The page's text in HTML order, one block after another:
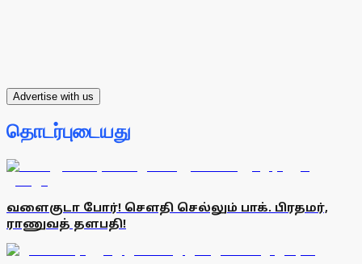
Advertise with us
தொடர்புடையது
வளைகுடா போர்! சௌதி செல்லும் பாக். பிரதமர்,
ராணுவத் தளபதி!